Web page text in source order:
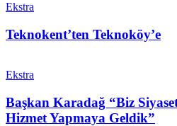
Ekstra
Teknokent’ten Teknoköy’e
Ekstra
Başkan Karadağ “Biz
Hizmet Yapmaya Geldik”